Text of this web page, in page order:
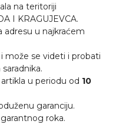
na teritoriji
I KRAGUJEVCA.
adresu u najkraćem
može se videti i probati
u periodu od 10
garanciju.
roka.